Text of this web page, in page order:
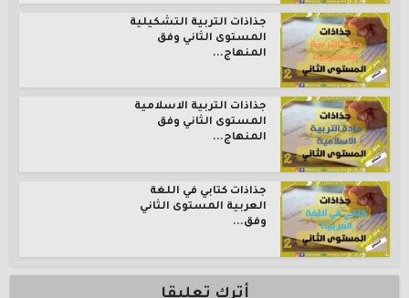
جذاذات التربية التشكيلية
المستوى الثاني وفق
المنهاج...
جذاذات التربية الاسلامية
المستوى الثاني وفق
المنهاج...
جذاذات كتابي في اللغة
العربية المستوى الثاني
وفق...
أترك تعليقا